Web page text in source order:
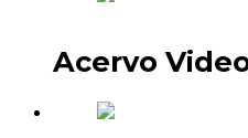
Acervo